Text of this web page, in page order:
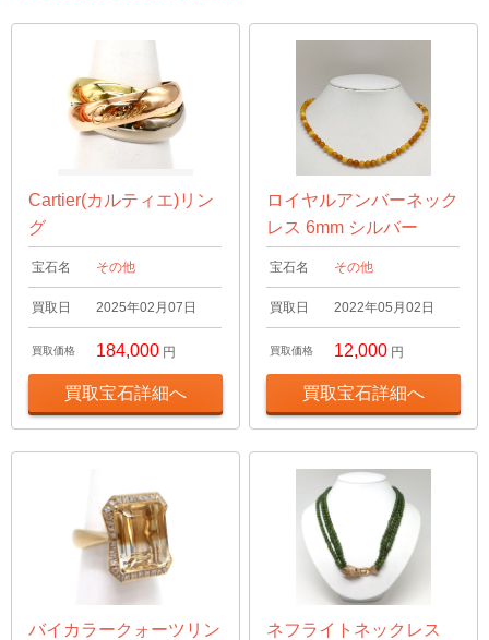
Cartier(カルティエ)リン
グ
宝石名 その他
買取日 2025年02月07日
買取価格 184,000 円
買取宝石詳細へ
ロイヤルアンバーネック
レス 6mm シルバー
宝石名 その他
買取日 2022年05月02日
買取価格 12,000 円
買取宝石詳細へ
バイカラークォーツリン
ネフライトネックレス